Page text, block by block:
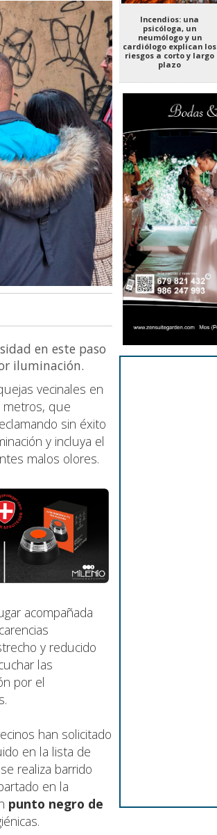
en este paso
iluminación.
vecinales en
metros, que
sin éxito
y incluya el
malos olores.
acompañada
y reducido
las
por el
han solicitado
en la lista de
realiza barrido
en la
punto negro de
Incendios: una
psicóloga, un
neumólogo y un
cardiólogo explican los
riesgos a corto y largo
plazo